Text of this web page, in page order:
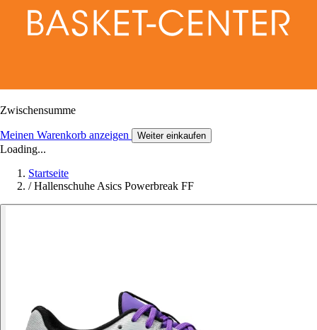
Zwischensumme
Meinen Warenkorb anzeigen Weiter einkaufen
Loading...
Startseite
/ Hallenschuhe Asics Powerbreak FF